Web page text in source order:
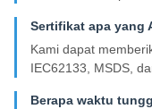
Sertifikat apa yang
Kami dapat
IEC62133, MSDS,
Berapa waktu